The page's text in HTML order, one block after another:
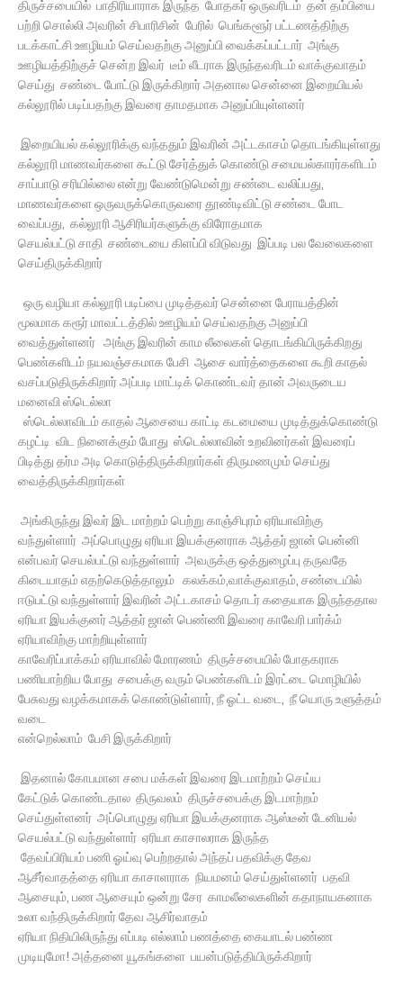
திருச்சபையில் பாதிரியாராக இருந்த போதகர் ஒருவரிடம் தன் தம்பியை
பற்றி சொல்லி அவரின் சிபாரிசின் பேரில் பெங்களூர் பட்டணத்திற்கு
படக்காட்சி ஊழியம் செய்வதற்கு அனுப்பி வைக்கப்பட்டார் அங்கு
ஊழியத்திற்குச் சென்ற இவர் டீம் லீடராக இருந்தவரிடம் வாக்குவாதம்
செய்து சண்டை போட்டு இருக்கிறார் அதனால சென்னை இறையியல்
கல்லூரில் படிப்பதற்கு இவரை தாமதமாக அனுப்பியுள்ளனர்
இறையியல் கல்லூரிக்கு வந்ததும் இவரின் அட்டகாசம் தொடங்கியுள்ளது
கல்லூரி மாணவர்களை கூட்டு சேர்த்துக் கொண்டு சமையல்காரர்களிடம்
சாப்பாடு சரியில்லை என்று வேண்டுமென்று சண்டை வலிப்பது,
மாணவர்களை ஒருவருக்கொருவரை தூண்டிவிட்டு சண்டை போட
வைப்பது, கல்லூரி ஆசிரியர்களுக்கு விரோதமாக
செயல்பட்டு சாதி சண்டையை கிளப்பி விடுவது இப்படி பல வேலைகளை
செய்திருக்கிறார்
ஒரு வழியா கல்லூரி படிப்பை முடித்தவர் சென்னை பேராயத்தின்
மூலமாக கரூர் மாவட்டத்தில் ஊழியம் செய்வதற்கு அனுப்பி
வைத்துள்ளனர் அங்கு இவரின் காம லீலைகள் தொடங்கியிருக்கிறது
பெண்களிடம் நயவஞ்சகமாக பேசி ஆசை வார்த்தைகளை கூறி காதல்
வசப்படுதிருக்கிறார் அப்படி மாட்டிக் கொண்டவர் தான் அவருடைய
மனைவி ஸ்டெல்லா
ஸ்டெல்லாவிடம் காதல் ஆசையை காட்டி கடமையை முடித்துக்கொண்டு
கழட்டி விட நினைக்கும் போது ஸ்டெல்லாவின் உறவினர்கள் இவரைப்
பிடித்து தர்ம அடி கொடுத்திருக்கிறார்கள் திருமணமும் செய்து
வைத்திருக்கிறார்கள்
அங்கிருந்து இவர் இட மாற்றம் பெற்று காஞ்சிபுரம் ஏரியாவிற்கு
வந்துள்ளார் அப்பொழுது ஏரியா இயக்குனராக ஆத்தர் ஜான் பென்னி
என்பவர் செயல்பட்டு வந்துள்ளார் அவருக்கு ஒத்துழைப்பு தருவதே
கிடையாதம் எதற்கெடுத்தாலும் கலக்கம்,வாக்குவாதம், சண்டையில்
ஈடுபட்டு வந்துள்ளார் இவரின் அட்டகாசம் தொடர் கதையாக இருந்ததால
ஏரியா இயக்குனர் ஆத்தர் ஜான் பெண்ணி இவரை காவேரி பார்க்ம்
ஏரியாவிற்கு மாற்றியுள்ளார்
காவேரிப்பாக்கம் ஏரியாவில் மோரணம் திருச்சபையில் போதகராக
பணியாற்றிய போது சபைக்கு வரும் பெண்களிடம் இரட்டை மொழியில்
பேசுவது வழக்கமாகக் கொண்டுள்ளார், நீ ஓட்ட வடை, நீ யொரு உளுத்தம்
வடை
என்றெல்லாம் பேசி இருக்கிறார்
இதனால் கோபமான சபை மக்கள் இவரை இடமாற்றம் செய்ய
கேட்டுக் கொண்டதால திருவலம் திருச்சபைக்கு இடமாற்றம்
செய்துள்ளனர் அப்பொழுது ஏரியா இயக்குனராக ஆஸ்டீன் டேனியல்
செயல்பட்டு வந்துள்ளார் ஏரியா காசாலராக இருந்த
தேவப்பிரியம் பணி ஓய்வு பெற்றதால் அந்தப் பதவிக்கு தேவ
ஆசீர்வாதத்தை ஏரியா காசாளராக நியமனம் செய்துள்ளனர் பதவி
ஆசையும், பண ஆசையும் ஒன்று சேர காமலீலைகளின் கதாநாயகனாக
உலா வந்திருக்கிறார் தேவ ஆசிர்வாதம்
ஏரியா நிதியிலிருந்து எப்படி எல்லாம் பணத்தை கையாடல் பண்ண
முடியுமோ! அத்தனை யூகங்களை பயன்படுத்தியிருக்கிறார்